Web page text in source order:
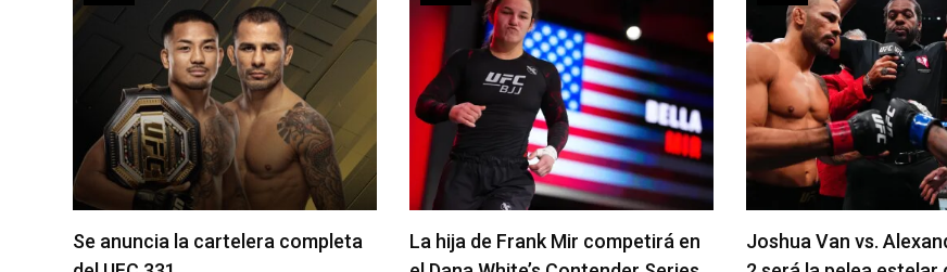
La hija de Frank Mir competirá en
Joshua Van vs. Alexandre Pantoja
Arman Tsarukyan